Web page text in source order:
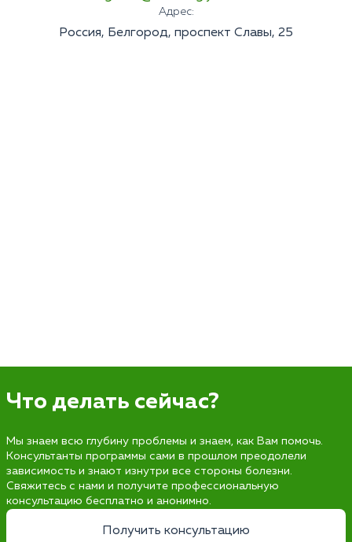
Адрес:
Россия, Белгород, проспект Славы, 25
Что делать сейчас?
Мы знаем всю глубину проблемы и знаем, как Вам помочь.
Консультанты программы сами в прошлом преодолели
зависимость и знают изнутри все стороны болезни.
Свяжитесь с нами и получите профессиональную
консультацию бесплатно и анонимно.
Получить консультацию